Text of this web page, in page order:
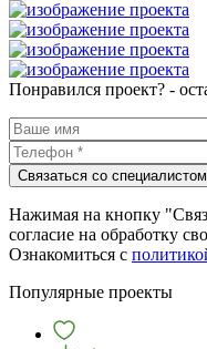
Понравился проект? -
Нажимая на кнопку
согласие на обработку
Ознакомиться с
Популярные проекты